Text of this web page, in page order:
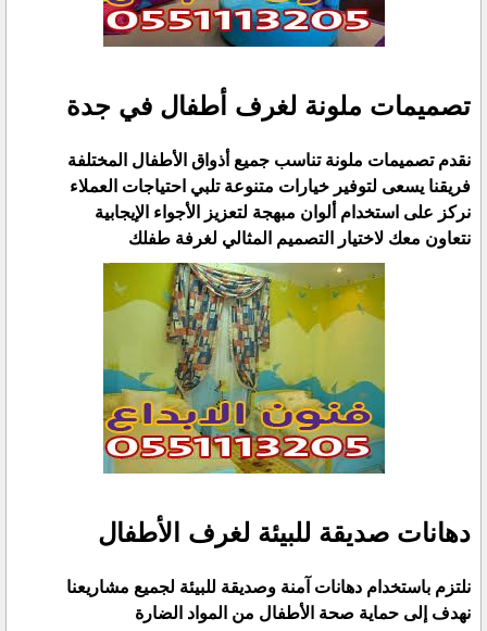
تصميمات ملونة لغرف أطفال في جدة
نقدم تصميمات ملونة تناسب جميع أذواق الأطفال المختلفة
فريقنا يسعى لتوفير خيارات متنوعة تلبي احتياجات العملاء
نركز على استخدام ألوان مبهجة لتعزيز الأجواء الإيجابية
نتعاون معك لاختيار التصميم المثالي لغرفة طفلك
دهانات صديقة للبيئة لغرف الأطفال
نلتزم باستخدام دهانات آمنة وصديقة للبيئة لجميع مشاريعنا
نهدف إلى حماية صحة الأطفال من المواد الضارة